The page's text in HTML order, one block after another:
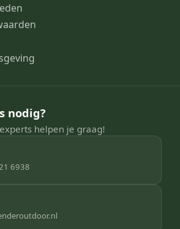
nodig?
helpen je graag!
6938